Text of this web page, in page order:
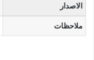
الاصدار
ملاحظات